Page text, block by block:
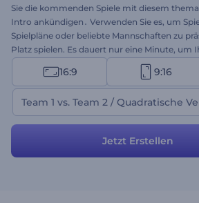
Sie die kommenden Spiele mit diesem
Intro ankündigen․ Verwenden Sie es, um
Spielpläne oder beliebte Mannschaften zu
Platz spielen. Es dauert nur eine Minute, um
Intro zu erstellen, indem Sie die Logos der
Spieldaten und einen passenden Song
anzustacheln. Perfekt geeignet für Spiel-
Sender-Intros und mehr. 3, 2, 1, fertig, los,
aus!
16:9 9:16
Team 1 vs. Team 2 / Quadratische
Jetzt Erstellen